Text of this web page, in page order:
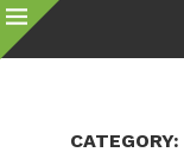
CATEGORY: